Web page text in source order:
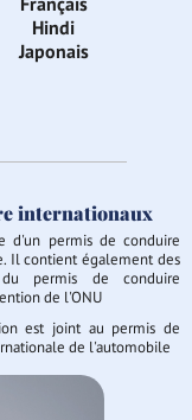
Hindi
Japonais
internationaux
d'un permis de conduire
Il contient également des
du permis de conduire
de l'ONU
est joint au permis de
de l'automobile